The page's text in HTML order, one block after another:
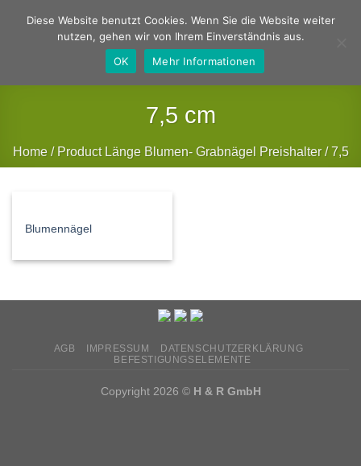
7,5 cm
Home / Product Länge Blumen- Grabnägel Preishalter /7,5
cm
Blumennägel
AGB IMPRESSUM
DATENSCHUTZERKLÄRUNG
BEFESTIGUNGSELEMENTE
Copyright 2026 © H & R GmbH
Diese Website benutzt Cookies. Wenn Sie die Website weiter
nutzen, gehen wir von Ihrem Einverständnis aus.
OK
Mehr Informationen